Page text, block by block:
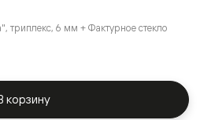
триплекс, 6 мм + Фактурное стекло
корзину